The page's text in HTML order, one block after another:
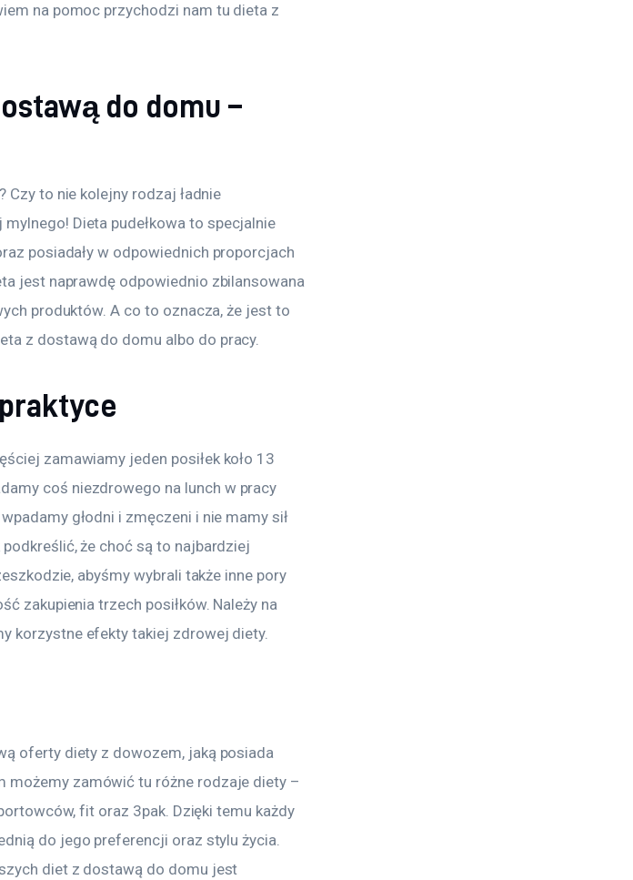
na pomoc przychodzi nam tu dieta z
do domu –
Czy to nie kolejny rodzaj ładnie
Dieta pudełkowa to specjalnie
posiadały w odpowiednich proporcjach
jest naprawdę odpowiednio zbilansowana
produktów. A co to oznacza, że jest to
z dostawą do domu albo do pracy.
zamawiamy jeden posiłek koło 13
coś niezdrowego na lunch w pracy
głodni i zmęczeni i nie mamy sił
że choć są to najbardziej
abyśmy wybrali także inne pory
zakupienia trzech posiłków. Należy na
korzystne efekty takiej zdrowej diety.
oferty diety z dowozem, jaką posiada
możemy zamówić tu różne rodzaje diety –
fit oraz 3pak. Dzięki temu każdy
do jego preferencji oraz stylu życia.
diet z dostawą do domu jest